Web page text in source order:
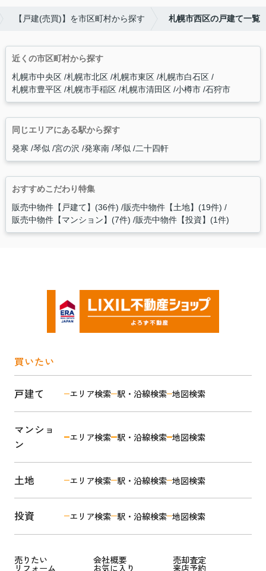
【戸建(売買)】を市区町村から探す 札幌市西区の戸建て一覧
近くの市区町村から探す
札幌市中央区 札幌市北区 札幌市東区 札幌市白石区
札幌市豊平区 札幌市手稲区 札幌市清田区 小樽市 石狩市
同じエリアにある駅から探す
発寒 琴似 宮の沢 発寒南 琴似 二十四軒
おすすめこだわり特集
販売中物件【戸建て】(36件) 販売中物件【土地】(19件)
販売中物件【マンション】(7件) 販売中物件【投資】(1件)
買いたい
戸建て エリア検索 駅・沿線検索 地図検索
マンショ
ン
エリア検索 駅・沿線検索 地図検索
土地 エリア検索 駅・沿線検索 地図検索
投資 エリア検索 駅・沿線検索 地図検索
売りたい
リフォーム
会社概要
お気に入り
売却査定
来店予約